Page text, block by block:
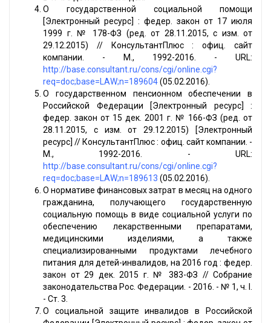
О государственной социальной помощи
[Электронный ресурс] : федер. закон от 17 июля
1999 г. № 178-ФЗ (ред. от 28.11.2015, с изм. от
29.12.2015) // КонсультантПлюс : офиц. сайт
компании. - М., 1992-2016. - URL:
http://base.consultant.ru/cons/cgi/online.cgi?
req=doc;base=LAW;n=189604(05.02.2016).
О государственном пенсионном обеспечении в
Российской Федерации [Электронный ресурс] :
федер. закон от 15 дек. 2001 г. № 166-ФЗ (ред. от
28.11.2015, с изм. от 29.12.2015) [Электронный
ресурс] // КонсультантПлюс : офиц. сайт компании. -
М., 1992-2016. - URL:
http://base.consultant.ru/cons/cgi/online.cgi?
req=doc;base=LAW;n=189613 (05.02.2016).
О нормативе финансовых затрат в месяц на одного
гражданина, получающего государственную
социальную помощь в виде социальной услуги по
обеспечению лекарственными препаратами,
медицинскими изделиями, а также
специализированными продуктами лечебного
питания для детей-инвалидов, на 2016 год : федер.
закон от 29 дек. 2015 г. № 383-ФЗ // Собрание
законодательства Рос. Федерации. - 2016. - № 1, ч. I.
- Ст. 3.
О социальной защите инвалидов в Российской